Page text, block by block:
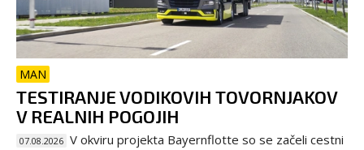
MAN
TESTIRANJE VODIKOVIH TOVORNJAKOV
V REALNIH POGOJIH
07.08.2026 V okviru projekta Bayernflotte so se začeli cestni